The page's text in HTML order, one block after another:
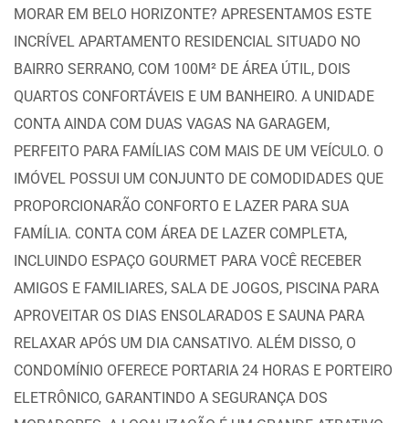
MORAR EM BELO HORIZONTE? APRESENTAMOS ESTE
INCRÍVEL APARTAMENTO RESIDENCIAL SITUADO NO
BAIRRO SERRANO, COM 100M² DE ÁREA ÚTIL, DOIS
QUARTOS CONFORTÁVEIS E UM BANHEIRO. A UNIDADE
CONTA AINDA COM DUAS VAGAS NA GARAGEM,
PERFEITO PARA FAMÍLIAS COM MAIS DE UM VEÍCULO. O
IMÓVEL POSSUI UM CONJUNTO DE COMODIDADES QUE
PROPORCIONARÃO CONFORTO E LAZER PARA SUA
FAMÍLIA. CONTA COM ÁREA DE LAZER COMPLETA,
INCLUINDO ESPAÇO GOURMET PARA VOCÊ RECEBER
AMIGOS E FAMILIARES, SALA DE JOGOS, PISCINA PARA
APROVEITAR OS DIAS ENSOLARADOS E SAUNA PARA
RELAXAR APÓS UM DIA CANSATIVO. ALÉM DISSO, O
CONDOMÍNIO OFERECE PORTARIA 24 HORAS E PORTEIRO
ELETRÔNICO, GARANTINDO A SEGURANÇA DOS